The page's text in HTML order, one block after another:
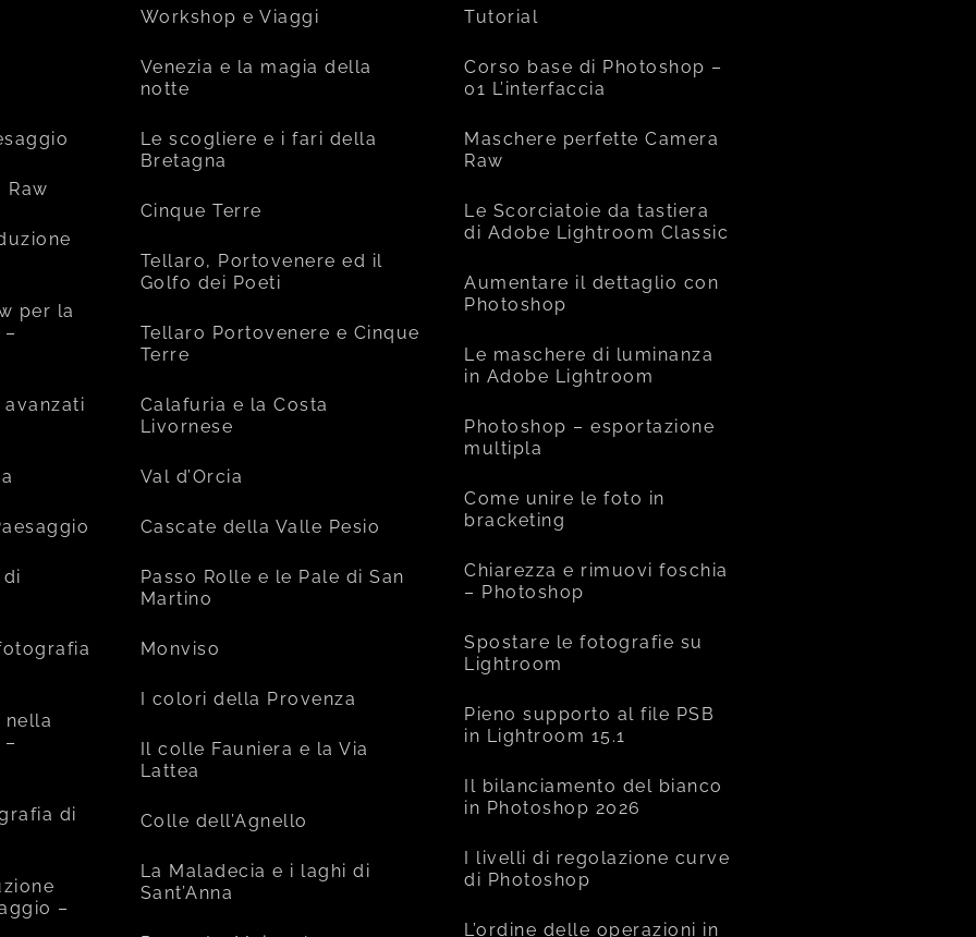
per la
di
–
Workshop e Viaggi
Venezia e la magia della
notte
Le scogliere e i fari della
Bretagna
Cinque Terre
Tellaro, Portovenere ed il
Golfo dei Poeti
Tellaro Portovenere e Cinque
Terre
Calafuria e la Costa
Livornese
Val d’Orcia
Cascate della Valle Pesio
Passo Rolle e le Pale di San
Martino
Monviso
I colori della Provenza
Il colle Fauniera e la Via
Lattea
Colle dell’Agnello
La Maladecia e i laghi di
Sant’Anna
Tutorial
Corso base di Photoshop –
01 L’interfaccia
Maschere perfette Camera
Raw
Le Scorciatoie da tastiera
di Adobe Lightroom Classic
Aumentare il dettaglio con
Photoshop
Le maschere di luminanza
in Adobe Lightroom
Photoshop – esportazione
multipla
Come unire le foto in
bracketing
Chiarezza e rimuovi foschia
– Photoshop
Spostare le fotografie su
Lightroom
Pieno supporto al file PSB
in Lightroom 15.1
Il bilanciamento del bianco
in Photoshop 2026
I livelli di regolazione curve
di Photoshop
L’ordine delle operazioni in